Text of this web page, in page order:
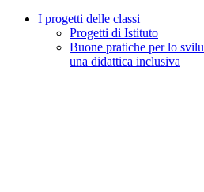
I progetti delle classi
Progetti di Istituto
Buone pratiche per lo
una didattica inclusiva